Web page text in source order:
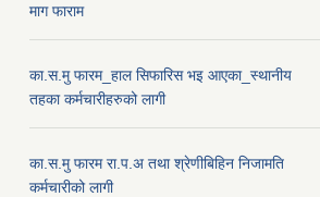
माग फाराम
का.स.मु फारम_हाल सिफारिस भइ आएका_स्थानीय
तहका कर्मचारीहरुको लागी
का.स.मु फारम रा.प.अ तथा श्रेणीबिहिन निजामति
कर्मचारीको लागी